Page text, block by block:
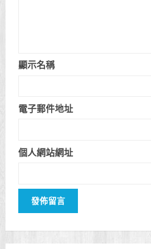
顯示名稱
電子郵件地址
個人網站網址